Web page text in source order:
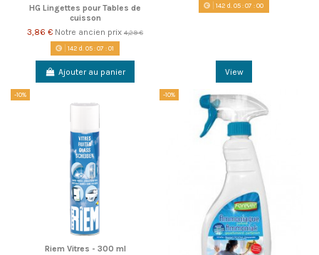
HG Lingettes pour Tables de
cuisson
3,86 € Notre ancien prix 4,29 €
142 d. 05:07 :00
Ajouter au panier
142 d. 05:07 :00
View
-10%
Riem Vitres - 300 ml
-10%